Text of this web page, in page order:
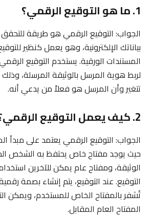
1. ما هو التوقيع الرقمي؟
الجواب: التوقيع الرقمي هو طريقة
بياناتك الإلكترونية، وهو يعمل كنظير
المستندات الورقية. يستخدم التوقيع
لربط هوية المرسل بالوثيقة المرسلة،
تتغير وأن المرسل هو فعلاً من يدعي أنه.
2. كيف يعمل التوقيع الرقمي؟
الجواب: التوقيع الرقمي يعتمد على مبدأ
حيث يوجد مفتاح خاص يحتفظ به الشخص
الوثيقة، ومفتاح عام يمكن للآخرين
تُشفر بالمفتاح الخاص للمستخدم، ويمكن
المفتاح العام المقابل.